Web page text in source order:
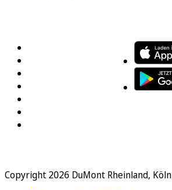
Copyright 2026 DuMont Rheinland, Köln